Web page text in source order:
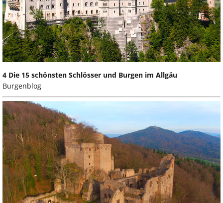
4 Die 15 schönsten Schlösser und Burgen im Allgäu
Burgenblog